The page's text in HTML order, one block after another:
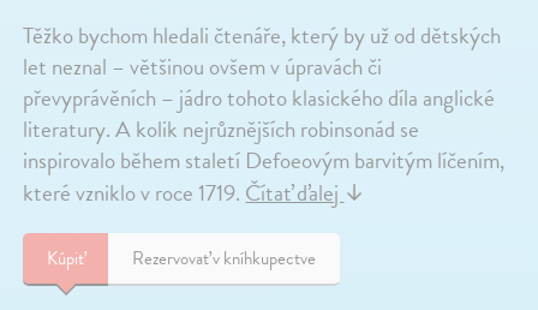
Těžko bychom hledali čtenáře, který by už od dětských
let neznal – většinou ovšem v úpravách či
převyprávěních – jádro tohoto klasického díla anglické
literatury. A kolik nejrůznějších robinsonád se
inspirovalo během staletí Defoeovým barvitým líčením,
které vzniklo v roce 1719.Čítať ďalej↓
Kúpiť Rezervovať v kníhkupectve